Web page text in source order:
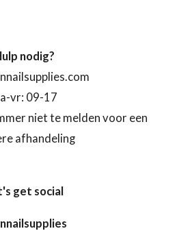
nodig?
vr: 09-17
niet te melden voor een
afhandeling
get social